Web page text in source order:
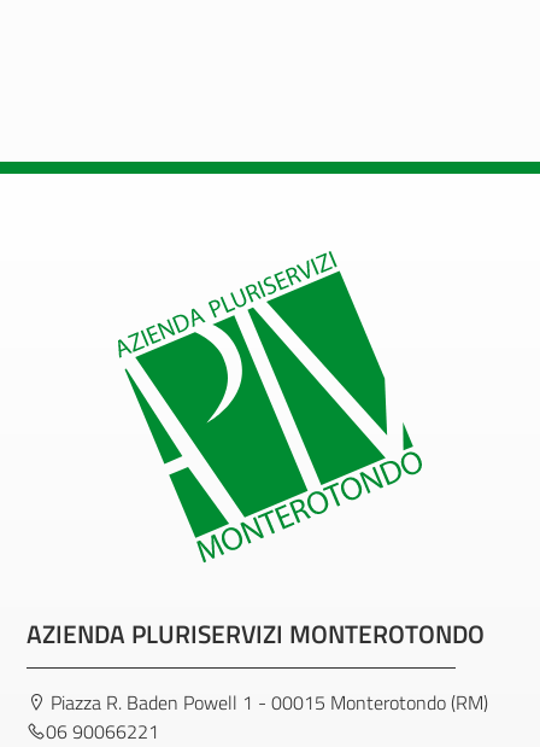
AZIENDA PLURISERVIZI MONTEROTONDO
Piazza R. Baden Powell 1 - 00015 Monterotondo (RM)
06 90066221